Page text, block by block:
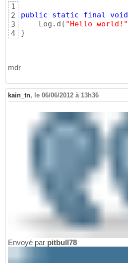
1
2
3
4
public static final void
    Log.d
( "Hello world!"
}
mdr
kain_tn, le 06/06/2012 à 13h36
Envoyé par pitbull78